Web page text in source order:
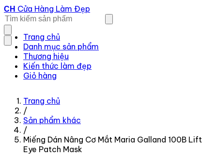
CH Cửa Hàng Làm Đẹp
Trang chủ
Danh mục sản phẩm
Thương hiệu
Kiến thức làm đẹp
Giỏ hàng
Trang chủ
/
Sản phẩm khác
/
Miếng Dán Nâng Cơ Mắt Maria Galland 100B Lift
Eye Patch Mask